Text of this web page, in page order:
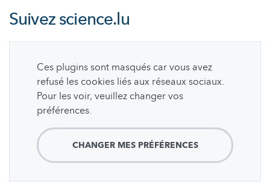
Suivezscience.lu
Ces plugins sont masqués car vous avez
refusé les cookies liés aux réseaux sociaux.
Pour les voir, veuillez changer vos
préférences.
CHANGER MES PRÉFÉRENCES